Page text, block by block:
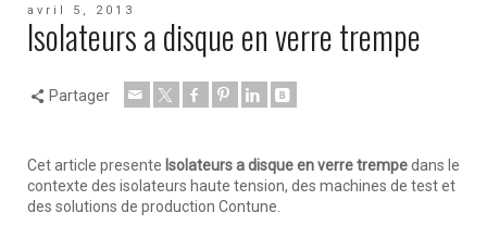
avril 5, 2013
Isolateurs a disque en verre trempe
Partager
Cet article presente Isolateurs a disque en verre trempedans le
contexte des isolateurs haute tension, des machines de test et
des solutions de production Contune.